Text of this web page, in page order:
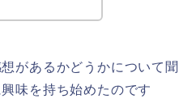
があるかどうかについて聞
味を持ち始めたのです